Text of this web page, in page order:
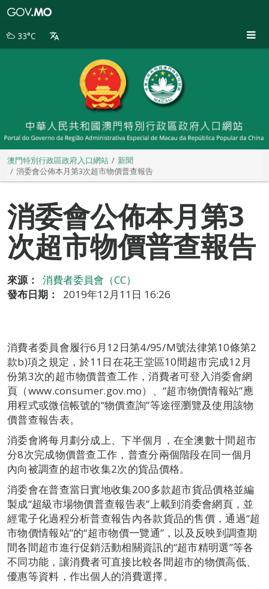
別
33°C
澳門特別行政區政府入口網站
新聞
消委會公佈本月第3次超市物價普查報告
消委會公佈本月第3
次超市物價普查報告
來源：
消費者委員會（CC）
發布日期：
2019年12月11日 16:26
消費者委員會履行6月12日第4/95/M號法律第10條第2
款b)項之規定，於11日在花王堂區10間超市完成12月
份第3次的超市物價普查工作，消費者可登入消委會網
頁（www.consumer.gov.mo）、“超市物價情報站”應
用程式或微信帳號的“物價查詢”等途徑瀏覽及使用該物
價普查報告表。
消委會將每月劃分成上、下半個月，在全澳數十間超市
分8次完成物價普查工作，普查分兩個階段在同一個月
內向被調查的超市收集2次的貨品價格。
消委會在普查當日實地收集200多款超市貨品價格並編
製成“超級市場物價普查報告表”上載到消委會網頁，並
經電子化過程分析普查報告內各款貨品的售價，通過“超
市物價情報站”的“超市物價一覽通”，以及反映到調查期
間各間超市進行促銷活動相關資訊的“超市精明選”等各
不同功能，讓消費者可直接比較各間超市的物價高低、
優惠等資料，作出個人的消費選擇。